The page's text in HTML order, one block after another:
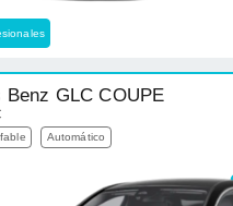
Benz GLC COUPE
Automático